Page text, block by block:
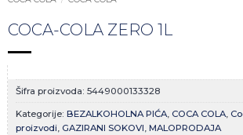
COCA-COLA ZERO 1L
Šifra proizvoda: 5449000133328
Kategorije: BEZALKOHOLNA PIĆA, COCA COLA,
proizvodi, GAZIRANI SOKOVI, MALOPRODAJA